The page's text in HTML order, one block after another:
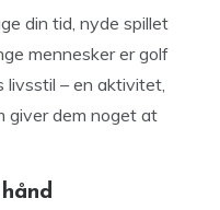
din tid, nyde spillet
mennesker er golf
livsstil – en aktivitet,
giver dem noget at